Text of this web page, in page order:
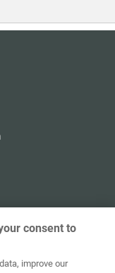
consent to
improve our